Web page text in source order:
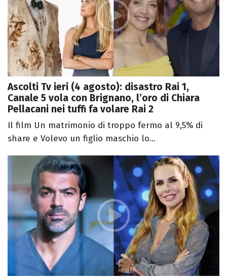
Ascolti Tv ieri (4 agosto): disastro Rai 1,
Canale 5 vola con Brignano, l’oro di Chiara
Pellacani nei tuffi fa volare Rai 2
Il film Un matrimonio di troppo fermo al 9,5% di
share e Volevo un figlio maschio lo...